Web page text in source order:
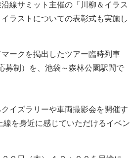
線サミット主催の「川柳＆イラス
ラストについての表彰式も実施し
ークを掲出したツアー臨時列車
募制）を、池袋～森林公園駅間で
イズラリーや車両撮影会を開催す
を身近に感じていただけるイベン